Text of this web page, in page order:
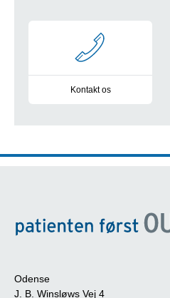
Kontakt os
Odense
J. B. Winsløws Vej 4